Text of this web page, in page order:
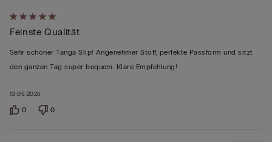
Mit
5
von
5
13.05.2026
Feinste Qualität
Sehr schöner Tanga Slip! Angenehmer Stoff, perfekte Passform und sitzt
den ganzen Tag super bequem. Klare Empfehlung!
0 0